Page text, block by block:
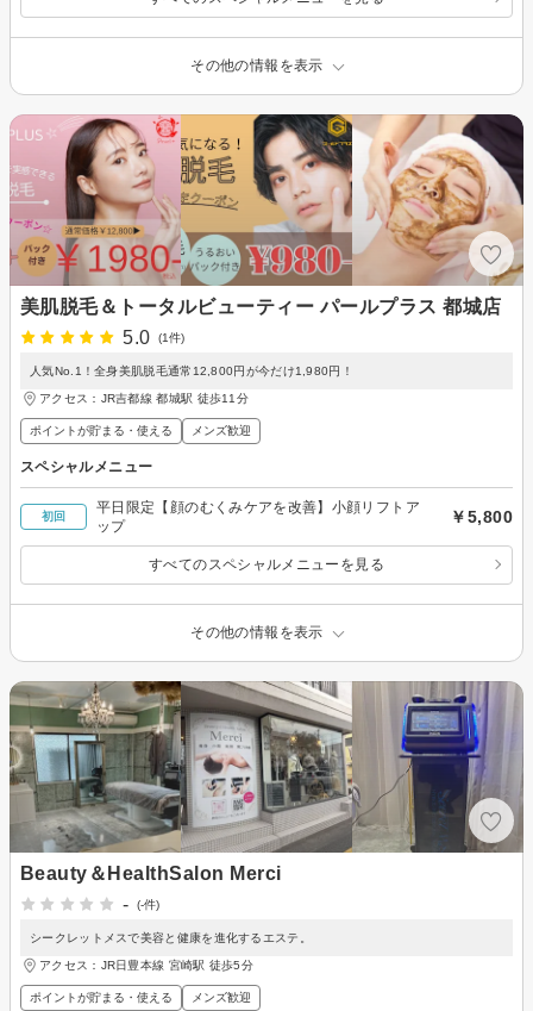
その他の情報を表示
美肌脱毛＆トータルビューティー パールプラス 都城店
5.0
(1件)
人気No.1！全身美肌脱毛通常12,800円が今だけ1,980円！
アクセス：JR吉都線 都城駅 徒歩11分
ポイントが貯まる・使える メンズ歓迎
スペシャルメニュー
初回
平日限定【顔のむくみケアを改善】小顔リフトア
ップ
￥5,800
すべてのスペシャルメニューを見る
その他の情報を表示
Beauty＆HealthSalon Merci
-
(-件)
シークレットメスで美容と健康を進化するエステ。
アクセス：JR日豊本線 宮崎駅 徒歩5分
ポイントが貯まる・使える メンズ歓迎